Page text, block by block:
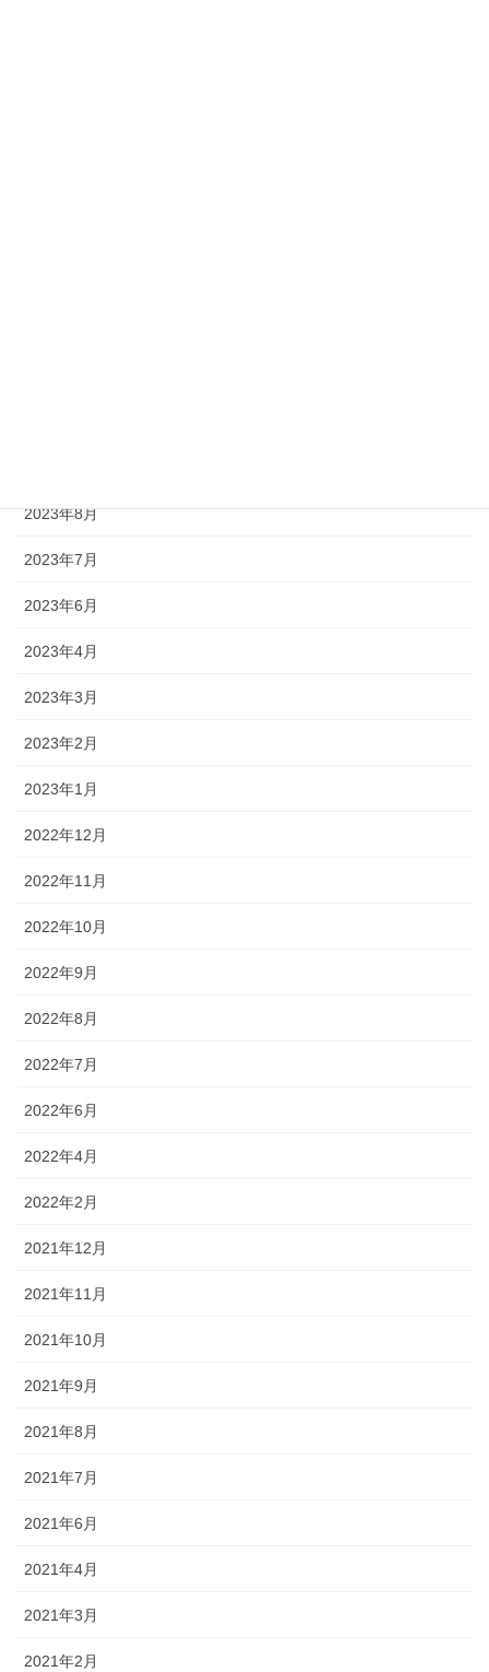
2023年8月
2023年7月
2023年6月
2023年4月
2023年3月
2023年2月
2023年1月
2022年12月
2022年11月
2022年10月
2022年9月
2022年8月
2022年7月
2022年6月
2022年4月
2022年2月
2021年12月
2021年11月
2021年10月
2021年9月
2021年8月
2021年7月
2021年6月
2021年4月
2021年3月
2021年2月